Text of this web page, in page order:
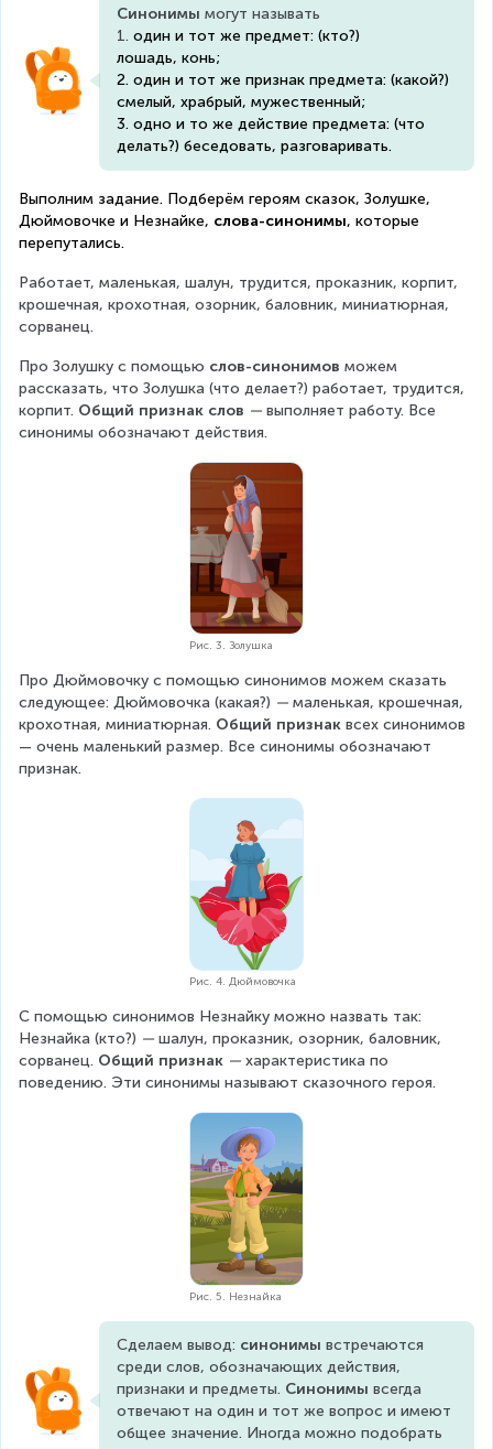
Синонимы могут называть
1. один и тот же предмет: (кто?)
лошадь, конь;
2. один и тот же признак предмета: (какой?)
смелый, храбрый, мужественный;
3. одно и то же действие предмета: (что
делать?) беседовать, разговаривать.
Выполним задание. Подберём героям сказок, Золушке,
Дюймовочке и Незнайке, слова-синонимы, которые
перепутались.
Работает, маленькая, шалун, трудится, проказник, корпит,
крошечная, крохотная, озорник, баловник, миниатюрная,
сорванец.
Про Золушку с помощью слов-синонимов можем
рассказать, что Золушка (что делает?) работает, трудится,
корпит. Общий признак слов — выполняет работу. Все
синонимы обозначают действия.
Рис. 3. Золушка
Про Дюймовочку с помощью синонимов можем сказать
следующее: Дюймовочка (какая?) — маленькая, крошечная,
крохотная, миниатюрная. Общий признак всех синонимов
— очень маленький размер. Все синонимы обозначают
признак.
Рис. 4. Дюймовочка
С помощью синонимов Незнайку можно назвать так:
Незнайка (кто?) — шалун, проказник, озорник, баловник,
сорванец. Общий признак — характеристика по
поведению. Эти синонимы называют сказочного героя.
Рис. 5. Незнайка
Сделаем вывод: синонимы встречаются
среди слов, обозначающих действия,
признаки и предметы. Синонимы всегда
отвечают на один и тот же вопрос и имеют
общее значение. Иногда можно подобрать